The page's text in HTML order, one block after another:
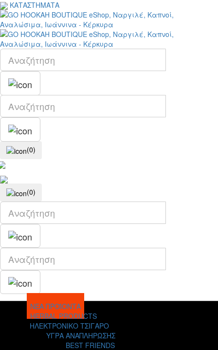
ΚΑΤΑΣΤΗΜΑΤΑ
(0)
(0)
ΝΕΑ ΠΡΟΪΟΝΤΑ
HERBAL PRODUCTS
ΗΛΕΚΤΡΟΝΙΚΟ ΤΣΙΓΑΡΟ
ΥΓΡΑ ΑΝΑΠΛΗΡΩΣΗΣ
BEST FRIENDS